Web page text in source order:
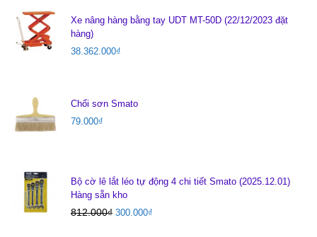
Xe nâng hàng bằng tay UDT MT-50D (22/12/2023 đặt
hàng)
38.362.000₫
Chổi sơn Smato
79.000₫
Bộ cờ lê lắt léo tự động 4 chi tiết Smato (2025.12.01)
Hàng sẵn kho
812.000₫ 300.000₫